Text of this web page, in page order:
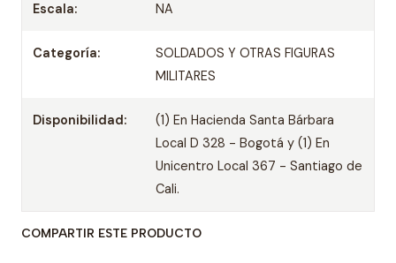
Escala: NA
Categoría:
SOLDADOS Y OTRAS FIGURAS
MILITARES
Disponibilidad:
(1) En Hacienda Santa Bárbara
Local D 328 - Bogotá y (1) En
Unicentro Local 367 - Santiago de
Cali.
COMPARTIR ESTE PRODUCTO